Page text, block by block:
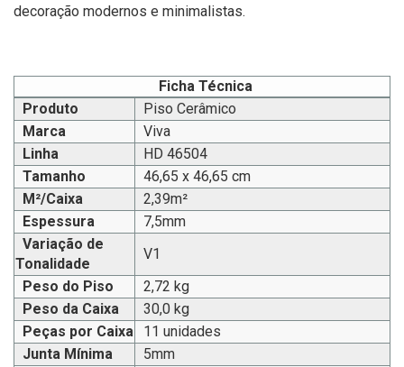
decoração modernos e minimalistas.
Ficha Técnica
Produto
Piso Cerâmico
Marca
Viva
Linha
HD 46504
Tamanho
46,65 x 46,65 cm
M²/Caixa
2,39m²
Espessura
7,5mm
Variação de
Tonalidade
V1
Peso do Piso
2,72 kg
Peso da Caixa
30,0 kg
Peças por Caixa
11 unidades
Junta Mínima
5mm